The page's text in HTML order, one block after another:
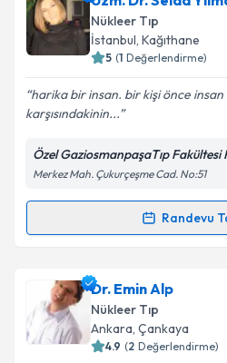
oluşturun. Size bu uzmandan
takvim hazırlandığında e-
Kişisel verilerimin
Metni'ni okudum ve
kapsamda işlenmesini
Nükleer Tıp
İstanbul, Kağıthane
5 (1 Değerlendirme)
harika bir insan. bir kişi önce insan
karşısındakinin...
Özel GaziosmanpaşaTıp Fakültesi
Merkez Mah. Çukurçeşme Cad. No:51
Randevu
Randevu Takvimi
Uzm. Dr. Selda Yılmaz
oluşturun. Size bu uzmandan
takvim hazırlandığında e-
Dr. Emin Alp
Nükleer Tıp
Ankara, Çankaya
4.9 (2 Değerlendirme)